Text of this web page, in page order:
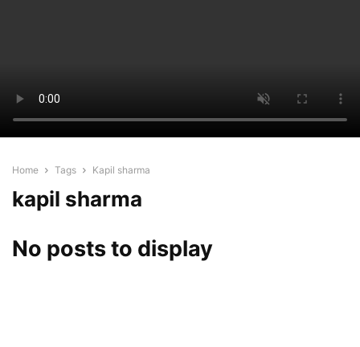
Home Tags Kapil sharma
kapil sharma
No posts to display